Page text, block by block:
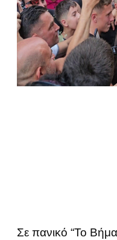
Σε πανικό “Το